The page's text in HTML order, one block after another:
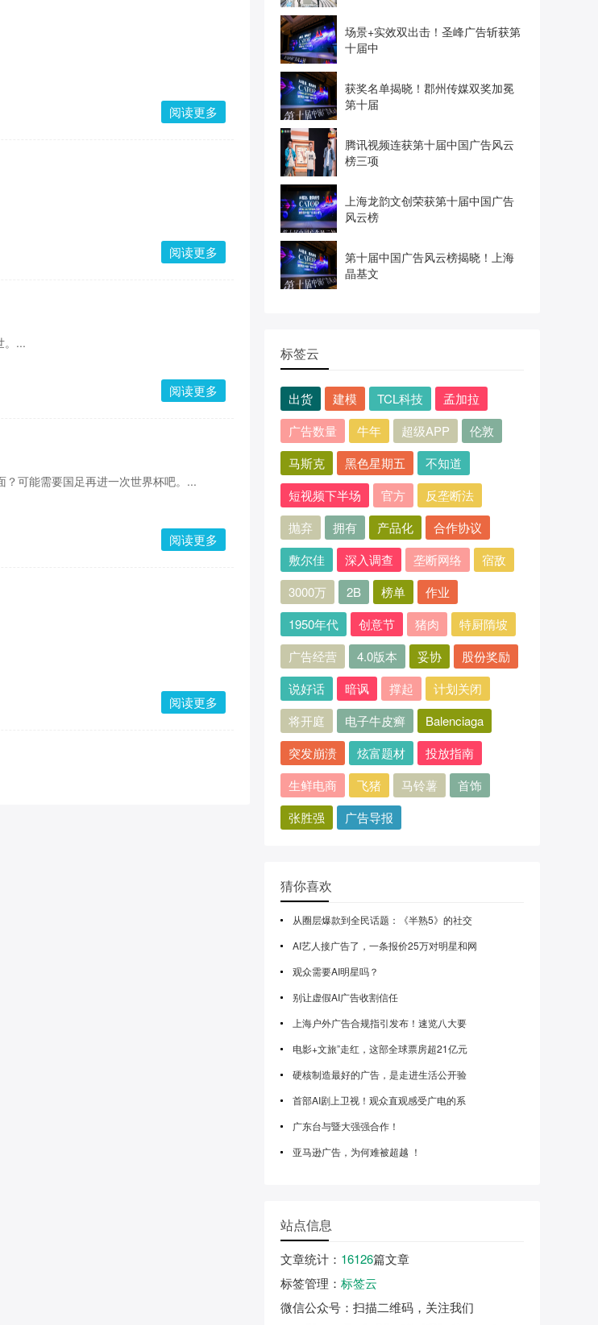
阅读更多
阅读更多
。...
阅读更多
可能需要国足再进一次世界杯吧。...
阅读更多
阅读更多
场景+实效双出击！圣峰广告斩获第
十届中
获奖名单揭晓！郡州传媒双奖加冕
第十届
腾讯视频连获第十届中国广告风云
榜三项
上海龙韵文创荣获第十届中国广告
风云榜
第十届中国广告风云榜揭晓！上海
晶基文
标签云
出货 建模 TCL科技
孟加拉
广告数量
牛年 超级APP
伦敦
马斯克
黑色星期五
不知道
短视频下半场
官方
反垄断法
抛弃
拥有 产品化
合作协议
敷尔佳
深入调查 垄断网络
宿敌
3000万
2B 榜单
作业
1950年代
创意节 猪肉
特厨隋坡
广告经营
4.0版本 妥协
股份奖励
说好话
暗讽 撑起
计划关闭
将开庭
电子牛皮癣
Balenciaga
突发崩溃
炫富题材
投放指南
生鲜电商
飞猪 马铃薯
首饰
张胜强
广告导报
猜你喜欢
从圈层爆款到全民话题：《半熟5》的社交
AI艺人接广告了，一条报价25万对明星和网
观众需要AI明星吗？
别让虚假AI广告收割信任
上海户外广告合规指引发布！速览八大要
电影+文旅”走红，这部全球票房超21亿元
硬核制造最好的广告，是走进生活公开验
首部AI剧上卫视！观众直观感受广电的系
广东台与暨大强强合作！
亚马逊广告，为何难被超越 ！
站点信息
文章统计 ： 16126篇文章
标签管理 ： 标签云
微信公众号 ：扫描二维码，关注我们